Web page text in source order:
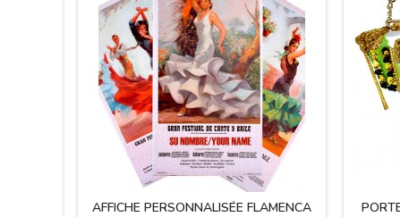
AFFICHE PERSONNALISÉE FLAMENCA